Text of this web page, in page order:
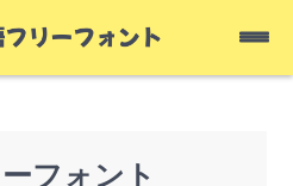
フォント